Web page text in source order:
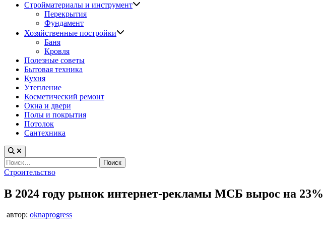
Стройматериалы и инструмент
Перекрытия
Фундамент
Хозяйственные постройки
Баня
Кровля
Полезные советы
Бытовая техника
Кухня
Утепление
Косметический ремонт
Окна и двери
Полы и покрытия
Потолок
Сантехника
Найти:
Опубликовано
Строительство
В 2024 году рынок интернет-рекламы МСБ вырос на 23%
автор: oknaprogress